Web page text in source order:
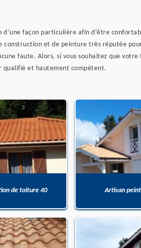
façon particulière afin d’être
et de peinture très réputée
faute. Alors, si vous souhaitez que
qualifié et hautement compétent.
de toiture 40 Artisan